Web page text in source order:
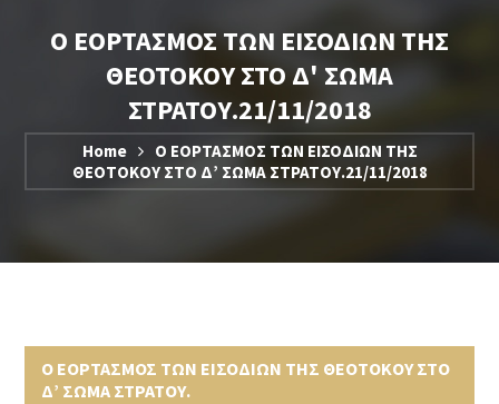
Ο ΕΟΡΤΑΣΜΟΣ ΤΩΝ ΕΙΣΟΔΙΩΝ ΤΗΣ
ΘΕΟΤΟΚΟΥ ΣΤΟ Δ' ΣΩΜΑ
ΣΤΡΑΤΟΥ.21/11/2018
Home
Ο ΕΟΡΤΑΣΜΟΣ ΤΩΝ ΕΙΣΟΔΙΩΝ ΤΗΣ
ΘΕΟΤΟΚΟΥ ΣΤΟ Δ’ ΣΩΜΑ ΣΤΡΑΤΟΥ.21/11/2018
Ο ΕΟΡΤΑΣΜΟΣ ΤΩΝ ΕΙΣΟΔΙΩΝ ΤΗΣ ΘΕΟΤΟΚΟΥ ΣΤΟ
Δ’ ΣΩΜΑ ΣΤΡΑΤΟΥ.